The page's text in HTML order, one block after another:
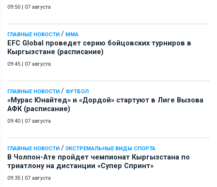
09:50 07 августа
ГЛАВНЫЕ НОВОСТИ / ММА
EFC Global проведет серию бойцовских турниров в
Кыргызстане (расписание)
09:45 07 августа
ГЛАВНЫЕ НОВОСТИ / ФУТБОЛ
«Мурас Юнайтед» и «Дордой» стартуют в Лиге Вызова
АФК (расписание)
09:40 07 августа
ГЛАВНЫЕ НОВОСТИ / ЭКСТРЕМАЛЬНЫЕ ВИДЫ СПОРТА
В Чолпон-Ате пройдет чемпионат Кыргызстана по
триатлону на дистанции «Супер Спринт»
09:35 07 августа